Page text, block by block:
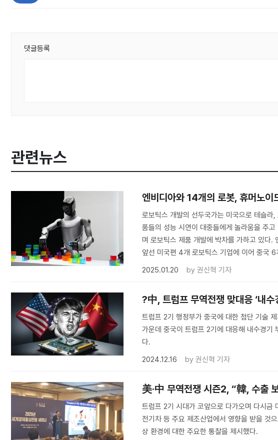
댓글등록
관련뉴스
엔비디아와 14개의 로봇, 휴머노
로보틱스 개발의 선두국가는 미국으로 테슬라
품들의 성능 시연이 대중들에게 놀라움을 주
며 로보틱스 제품 개발에 박차를 가하고 있다.
앞선 미국편 4개 로보틱스 기업에 이어 중국
2025.01.20
by권신혁 기자
?中, 트럼프 무역전쟁 맞대응 ‘내
트럼프 2기 행정부가 중국에 대한 첨단 기술
가운데 중국이 트럼프 2기에 대응해 내수경기
다.
2024.12.16
by권신혁 기자
美·中 무역전쟁 시즌2, “韓, 수출
트럼프 2기 시대가 코앞으로 다가오며 다시금
전기차 등 주요 제조산업에서 영향을 받을 것
상 환경에 대한 주요한 통찰을 제시했다.